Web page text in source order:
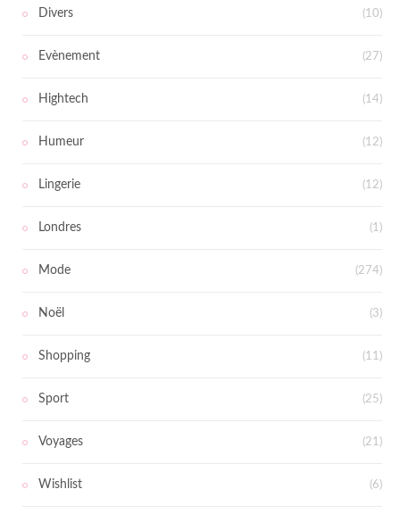
Divers (10)
Evènement (27)
Hightech (14)
Humeur (12)
Lingerie (12)
Londres (1)
Mode (274)
Noël (3)
Shopping (11)
Sport (25)
Voyages (21)
Wishlist (6)